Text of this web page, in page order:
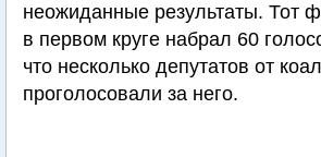
неожиданные результаты. Тот
в первом круге набрал 60
что несколько депутатов от
проголосовали за него.